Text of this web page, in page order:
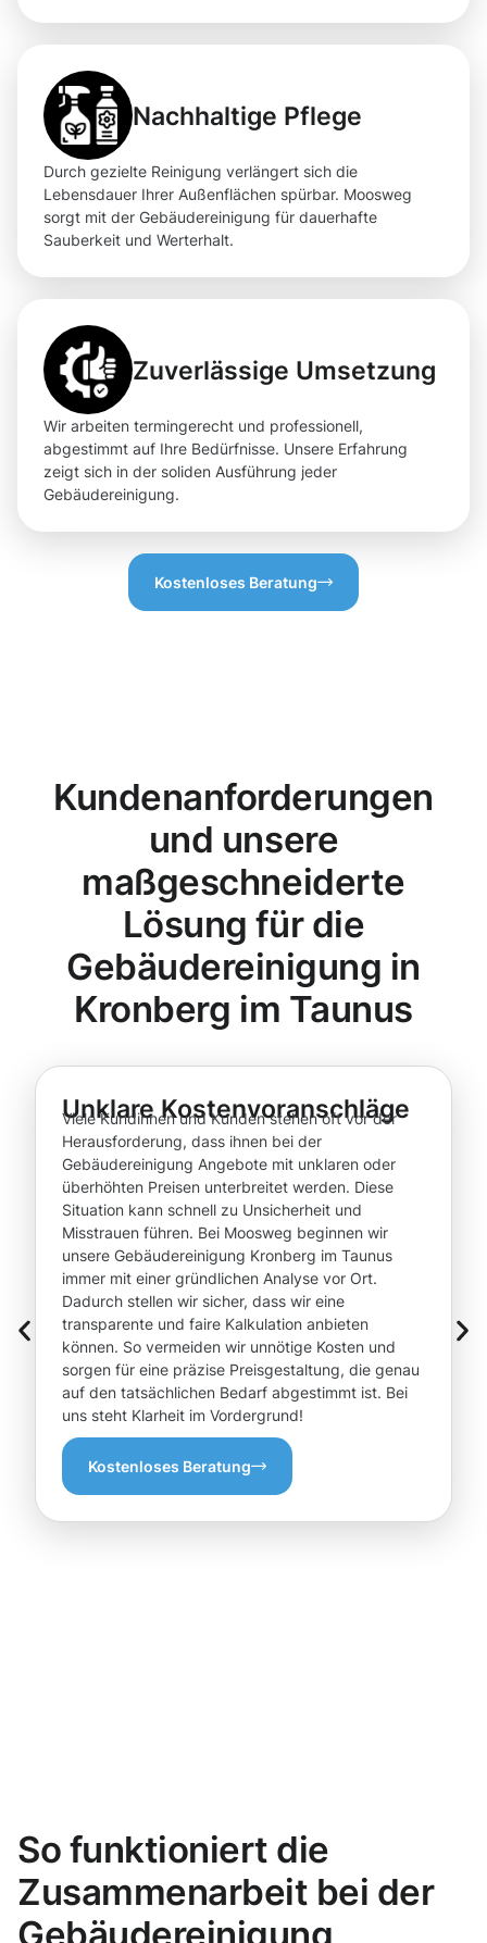
Nachhaltige Pflege
Durch gezielte Reinigung verlängert sich die
Lebensdauer Ihrer Außenflächen spürbar. Moosweg
sorgt mit der Gebäudereinigung für dauerhafte
Sauberkeit und Werterhalt.
Zuverlässige Umsetzung
Wir arbeiten termingerecht und professionell,
abgestimmt auf Ihre Bedürfnisse. Unsere Erfahrung
zeigt sich in der soliden Ausführung jeder
Gebäudereinigung.
Kostenloses Beratung
Kundenanforderungen
und unsere
maßgeschneiderte
Lösung für die
Gebäudereinigung in
Kronberg im Taunus
Unklare Kostenvoranschläge
Viele Kundinnen und Kunden stehen oft vor der
Herausforderung, dass ihnen bei der
Gebäudereinigung Angebote mit unklaren oder
überhöhten Preisen unterbreitet werden. Diese
Situation kann schnell zu Unsicherheit und
Misstrauen führen. Bei Moosweg beginnen wir
unsere Gebäudereinigung Kronberg im Taunus
immer mit einer gründlichen Analyse vor Ort.
Dadurch stellen wir sicher, dass wir eine
transparente und faire Kalkulation anbieten
können. So vermeiden wir unnötige Kosten und
sorgen für eine präzise Preisgestaltung, die genau
auf den tatsächlichen Bedarf abgestimmt ist. Bei
uns steht Klarheit im Vordergrund!
Kostenloses Beratung
So funktioniert die
Zusammenarbeit bei der